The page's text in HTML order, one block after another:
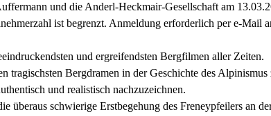
und die Anderl-Heckmair-Gesellschaft am
ist begrenzt. Anmeldung erforderlich per e-Mail
und ergreifendsten Bergfilmen aller Zeiten.
Bergdramen in der Geschichte des
und realistisch nachzuzeichnen.
schwierige Erstbegehung des Freneypfeilers an